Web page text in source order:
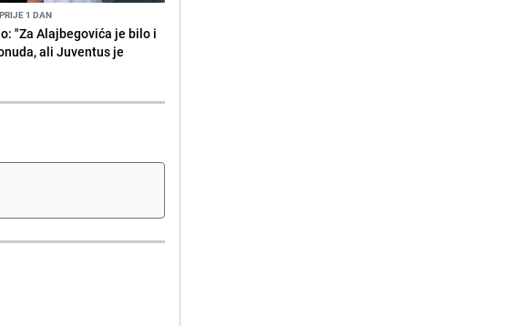
PRIJE 1 DAN
"Za Alajbegovića je bilo i
ali Juventus je